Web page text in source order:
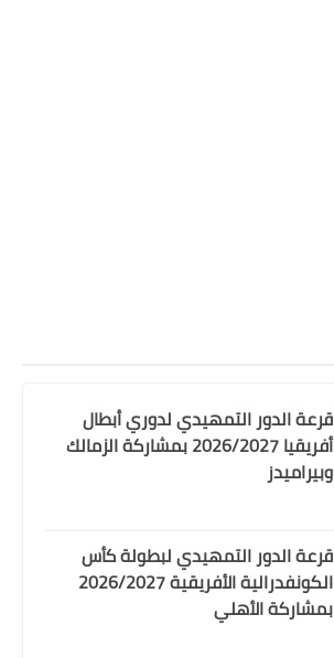
قرعة الدور التمهيدي لدوري أبطال
أفريقيا 2026/2027 بمشاركة الزمالك
وبيراميدز
قرعة الدور التمهيدي لبطولة كأس
الكونفدرالية الأفريقية 2026/2027
بمشاركة الأهلي